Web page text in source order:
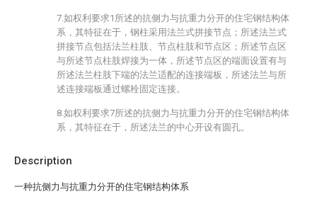
Description
一种抗侧力与抗重力分开的住宅钢结构体系
7.如权利要求1所述的抗侧力与抗重力分开的住宅钢结构体
系，其特征在于，钢柱采用法兰式拼接节点；所述法兰式
拼接节点包括法兰柱肢、节点柱肢和节点区；所述节点区
与所述节点柱肢焊接为一体，所述节点区的端面设置有与
所述法兰柱肢下端的法兰适配的连接端板，所述法兰与所
述连接端板通过螺栓固定连接。
8.如权利要求7所述的抗侧力与抗重力分开的住宅钢结构体
系，其特征在于，所述法兰的中心开设有圆孔。